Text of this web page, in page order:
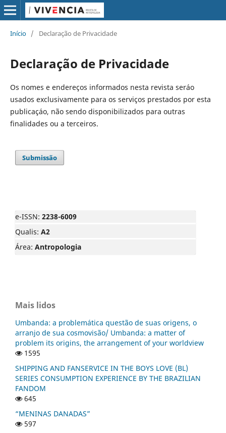
Início / Declaração de Privacidade
Declaração de Privacidade
Os nomes e endereços informados nesta revista seráo
usados exclusivamente para os serviços prestados por esta
publicaçáo, não sendo disponibilizados para outras
finalidades ou a terceiros.
Submissão
e-ISSN: 2238-6009
Qualis: A2
Área: Antropologia
Mais lidos
Umbanda: a problemática questão de suas origens, o
arranjo de sua cosmovisão/ Umbanda: a matter of
problem its origins, the arrangement of your worldview
1595
SHIPPING AND FANSERVICE IN THE BOYS LOVE (BL)
SERIES CONSUMPTION EXPERIENCE BY THE BRAZILIAN
FANDOM
645
“MENINAS DANADAS”
597